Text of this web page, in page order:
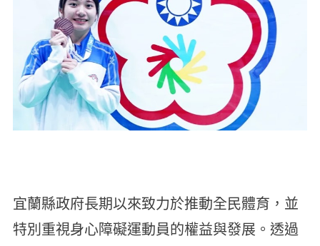
宜蘭縣政府長期以來致力於推動全民體育，並
特別重視身心障礙運動員的權益與發展。透過